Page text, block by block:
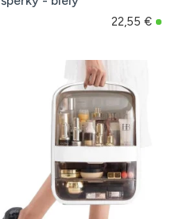
22,55 €